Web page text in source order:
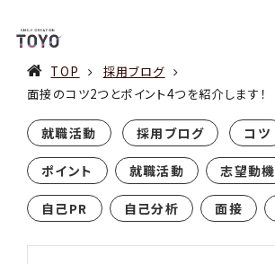
TOP
採用ブログ
面接のコツ2つとポイント4つを紹介します！
就職活動 採用ブログ コツ
ポイント 就職活動 志望動機
自己PR 自己分析 面接